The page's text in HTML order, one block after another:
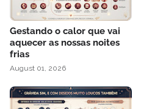
Gestando o calor que vai
aquecer as nossas noites
frias
August 01, 2026